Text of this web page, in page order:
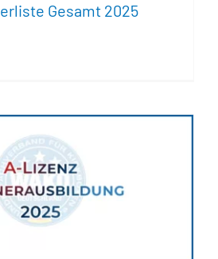
Gesamt 2025
A-Lizenz
– Warteliste